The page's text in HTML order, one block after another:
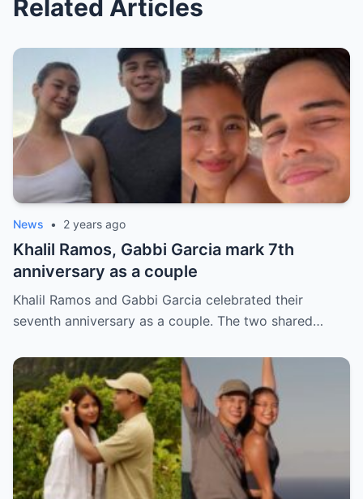
Related Articles
News • 2 years ago
Khalil Ramos, Gabbi Garcia mark 7th
anniversary as a couple
Khalil Ramos and Gabbi Garcia celebrated their
seventh anniversary as a couple. The two shared…